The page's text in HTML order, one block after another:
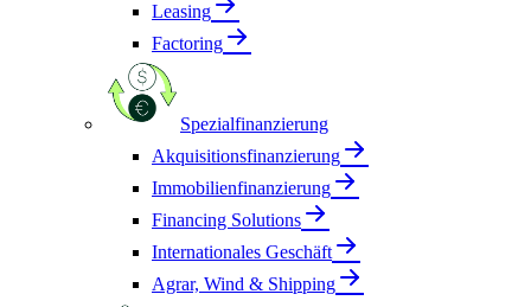
Leasing
Factoring
Spezialfinanzierung
Akquisitionsfinanzierung
Immobilienfinanzierung
Financing Solutions
Internationales Geschäft
Agrar, Wind & Shipping